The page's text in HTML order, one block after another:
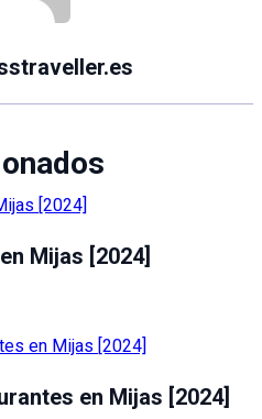
Mijas [2024]
en Mijas [2024]